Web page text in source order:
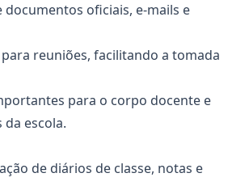
oficiais, e-mails e
reuniões, facilitando a tomada
para o corpo docente e
escola.
de diários de classe, notas e